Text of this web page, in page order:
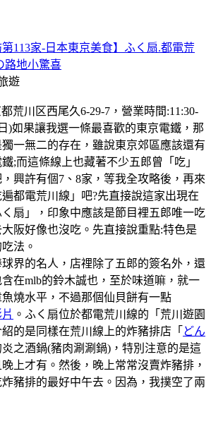
第113家-日本東京美食】ふく扇.都電荒
路地小驚喜
遊
荒川区西尾久6-29-7，營業時間:11:30-
)如果讓我選一條最喜歡的東京電鐵，那
一無二的存在，雖說東京郊區應該還有
;而這條線上也藏著不少五郎曾「吃」
興許有個7、8家，等我全攻略後，再來
都電荒川線」吧?先直接說這家出現在
扇」，印象中應該是節目裡五郎唯一吃
阪好像也沒吃。先直接說重點:特色是
法。
界的名人，店𥚃除了五郎的簽名外，還
在mlb的鈴木誠也，至於味道嘛，就一
燒水平，不過那個仙貝餅有一點
。ふく扇位於都電荒川線的「荒川遊園
的是同樣在荒川線上的炸豬排店「 どん
之酒鍋(豬肉涮涮鍋)，特別注意的是這
上才有。然後，晚上常常沒賣炸豬排，
豬排的最好中午去。因為，我撲空了兩